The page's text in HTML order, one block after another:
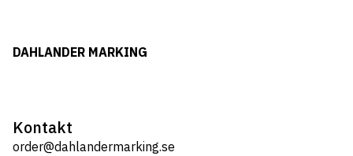
DAHLANDER MARKING
Kontakt
order@dahlandermarking.se